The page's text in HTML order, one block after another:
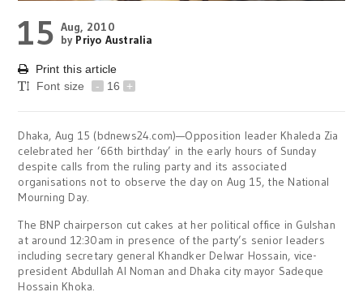
15 Aug, 2010
by Priyo Australia
Print this article
Font size
- 16 +
Dhaka, Aug 15 (bdnews24.com)—Opposition leader Khaleda Zia
celebrated her ’66th birthday’ in the early hours of Sunday
despite calls from the ruling party and its associated
organisations not to observe the day on Aug 15, the National
Mourning Day.
The BNP chairperson cut cakes at her political office in Gulshan
at around 12:30am in presence of the party’s senior leaders
including secretary general Khandker Delwar Hossain, vice-
president Abdullah Al Noman and Dhaka city mayor Sadeque
Hossain Khoka.